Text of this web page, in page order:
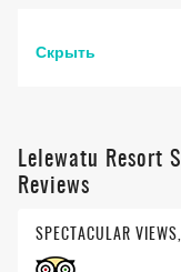
Скрыть
Lelewatu Resort
Reviews
SPECTACULAR